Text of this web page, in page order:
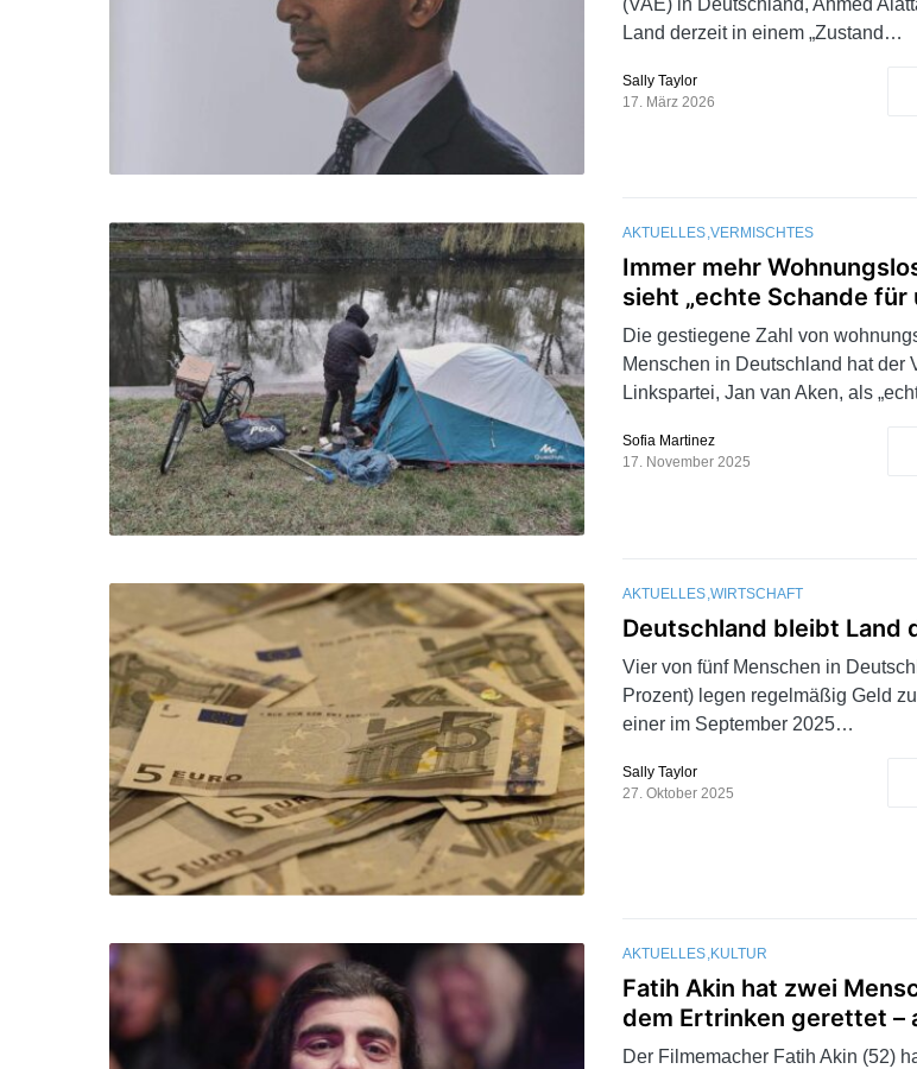
(VAE) in Deutschland, Ahmed
Land derzeit in einem „Zustand…
Sally Taylor
17. März 2026
AKTUELLES VERMISCHTES
Immer mehr
sieht „echte Schande für
Die gestiegene Zahl von
Menschen in Deutschland hat der
Linkspartei, Jan van Aken, als
Sofia Martinez
17. November 2025
AKTUELLES WIRTSCHAFT
Deutschland bleibt Land
Vier von fünf Menschen in
Prozent) legen regelmäßig Geld
einer im September 2025…
Sally Taylor
27. Oktober 2025
AKTUELLES KULTUR
Fatih Akin hat zwei
dem Ertrinken gerettet –
Der Filmemacher Fatih Akin (52)